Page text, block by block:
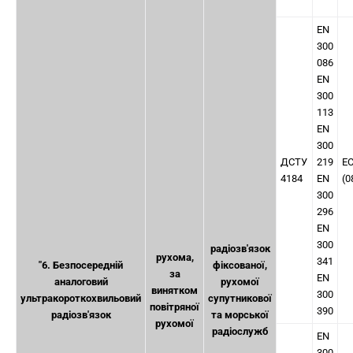
"6. Безпосередній
аналоговий
ультракороткохвильовий
радіозв'язок
рухома,
за
винятком
повітряної
рухомої
радіозв'язок
фіксованої,
рухомої
супутникової
та морської
радіослужб
ДСТУ
4184
EN
300
086
EN
300
113
EN
300
219
EN
300
296
EN
300
341
EN
300
390
EN